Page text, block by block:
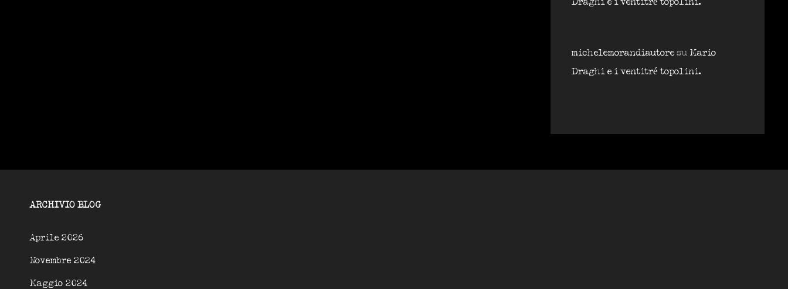
Draghi e i ventitré topolini.
michelemorandiautoresu Mario
Draghi e i ventitré topolini.
ARCHIVIO BLOG
Aprile 2026
Novembre 2024
Maggio 2024